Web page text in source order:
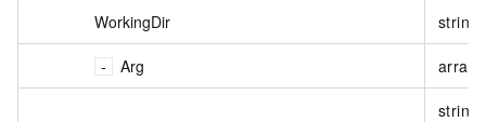
WorkingDir string
Arg array
string